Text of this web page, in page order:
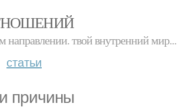
направлении. твой внутренний мир...
статьи
причины